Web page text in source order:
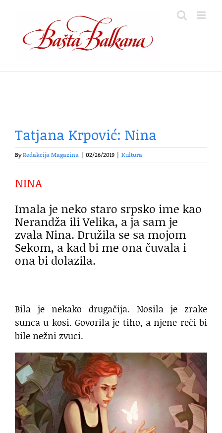
content
Tatjana Krpović: Nina
ByRedakcija Magazina 02/26/2019 Kultura
NINA
Imala je neko staro srpsko ime kao
Nerandža ili Velika, a ja sam je
zvala Nina. Družila se sa mojom
Sekom, a kad bi me ona čuvala i
ona bi dolazila.
Bila je nekako drugačija. Nosila je zrake
sunca u kosi. Govorila je tiho, a njene reči bi
bile nežni zvuci.